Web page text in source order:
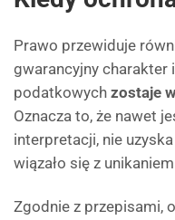
Prawo przewiduje
gwarancyjny charakter
podatkowych zostaje
Oznacza to, że nawet
interpretacji, nie
wiązało się z
Zgodnie z przepisami,